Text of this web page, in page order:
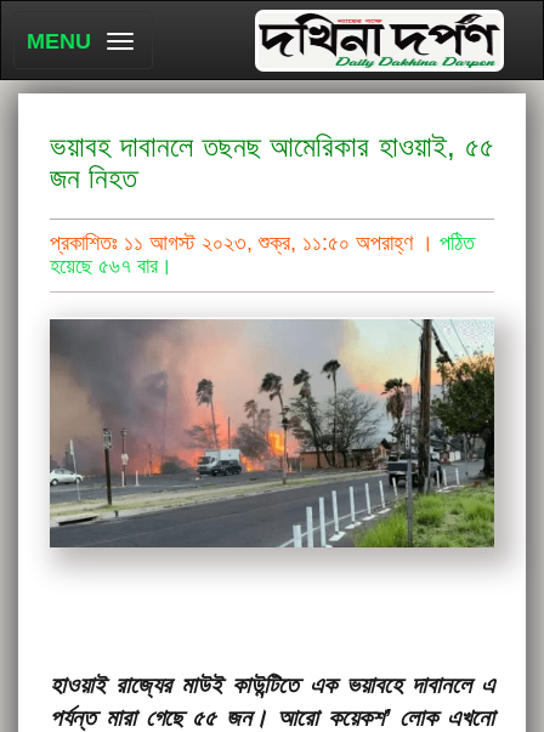
MENU
ভয়াবহ দাবানলে তছনছ আমেরিকার হাওয়াই, ৫৫
জন নিহত
প্রকাশিতঃ ১১ আগস্ট ২০২৩, শুক্র, ১১:৫০ অপরাহ্ণ । পঠিত
হয়েছে ৫৬৭ বার।
হাওয়াই রাজ্যের মাউই কাউন্টিতে এক ভয়াবহে দাবানলে এ
পর্যন্ত মারা গেছে ৫৫ জন। আরো কয়েকশ’ লোক এখনো